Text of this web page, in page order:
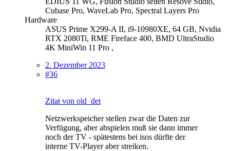
Cubase Pro, WaveLab Pro, Spectral Layers Pro
Hardware
ASUS Prime X299-A II, i9-10980XE, 64 GB, Nvidia
RTX 2080Ti, RME Fireface 400, BMD UltraStudio
4K MiniWin 11 Pro ,
2. Dezember 2023
#36
Zitat von old_det
Netzwerkspeicher stellen zwar die Daten zur
Verfügung, aber abspielen muß sie dann immer
noch der TV - spätestens bei isos dürfte der
interne TV-Player aber streiken.